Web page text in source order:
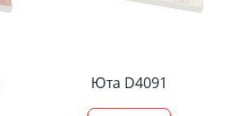
Юта D4091